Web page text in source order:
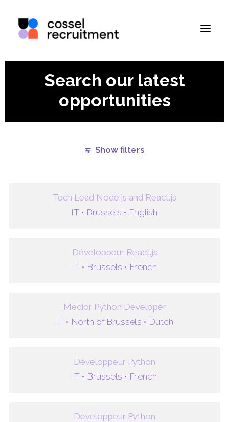
Search our latest
opportunities
Show filters
Tech Lead Node.js and React.js
IT • Brussels • English
Développeur React.js
IT • Brussels • French
Medior Python Developer
IT • North of Brussels • Dutch
Développeur Python
IT • Brussels • French
Développeur Python